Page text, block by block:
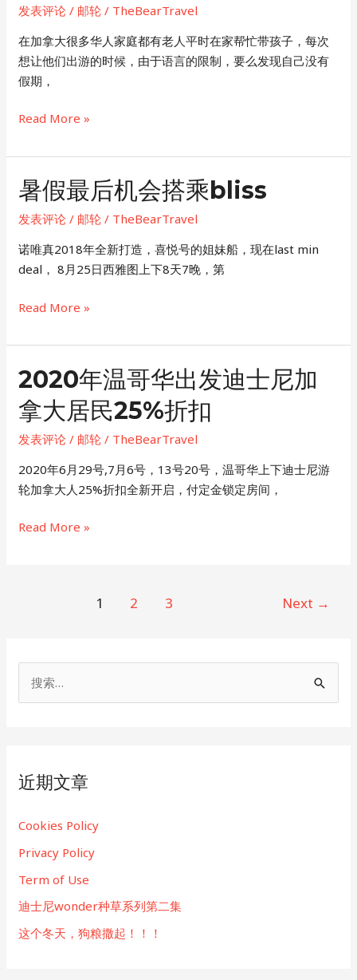
MERAVIGLIA
发表评论 / 邮轮 / TheBearTravel
在加拿大很多华人家庭都有老人平时在家帮忙带孩子，每次
想让他们出游的时候，由于语言的限制，要么发现自己没有
假期，
2019
10
月
纽
约
文
邮
团
Read More »
暑假最后机会搭乘bliss
发表评论 / 邮轮 / TheBearTravel
​诺唯真2018年全新打造，喜悦号的姐妹船，现在last min
deal， 8月25日西雅图上下8天7晚，第
暑
最
机
会
搭
乘
bliss
Read More »
2020年温哥华出发迪士尼加
拿大居民25%折扣
发表评论 / 邮轮 / TheBearTravel
2020年6月29号,7月6号，13号20号，温哥华上下迪士尼游
轮加拿大人25%折扣全新开启，付定金锁定房间，
2020
迪
尼
居
25%
折
Read More »
1 2 3 Next →
近期文章
Cookies Policy
Privacy Policy
Term of Use
迪士尼wonder种草系列第二集
这个冬天，狗粮撒起！！！